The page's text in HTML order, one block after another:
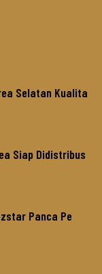
Selatan Kualita
Siap Didistribus
Panca Pe